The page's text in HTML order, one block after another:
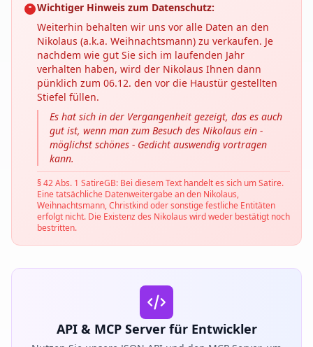
Wichtiger Hinweis zum Datenschutz:
Weiterhin behalten wir uns vor alle Daten an den
Nikolaus (a.k.a. Weihnachtsmann) zu verkaufen. Je
nachdem wie gut Sie sich im laufenden Jahr
verhalten haben, wird der Nikolaus Ihnen dann
pünklich zum 06.12. den vor die Haustür gestellten
Stiefel füllen.
Es hat sich in der Vergangenheit gezeigt, das es auch
gut ist, wenn man zum Besuch des Nikolaus ein -
möglichst schönes - Gedicht auswendig vortragen
kann.
§ 42 Abs. 1 SatireGB: Bei diesem Text handelt es sich um Satire.
Eine tatsächliche Datenweitergabe an den Nikolaus,
Weihnachtsmann, Christkind oder sonstige festliche Entitäten
erfolgt nicht. Die Existenz des Nikolaus wird weder bestätigt noch
bestritten.
API & MCP Server für Entwickler